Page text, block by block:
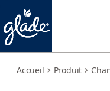
Accueil Produit